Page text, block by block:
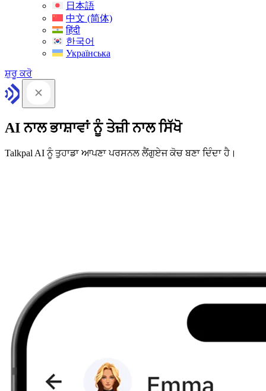
日本語
中文 (简体)
हिंदी
한국어
Українська
ਸ਼ੁਰੂ ਕਰੋ
AI ਨਾਲ ਭਾਸ਼ਾਵਾਂ ਨੂੰ ਤੇਜ਼ੀ ਨਾਲ ਸਿੱਖੋ
Talkpal AI ਨੂੰ ਤੁਹਾਡਾ ਆਪਣਾ ਪਰਸਨਲ ਲੈਂਗੁਏਜ ਕੋਚ ਬਣਾ ਦਿੰਦਾ ਹੈ।